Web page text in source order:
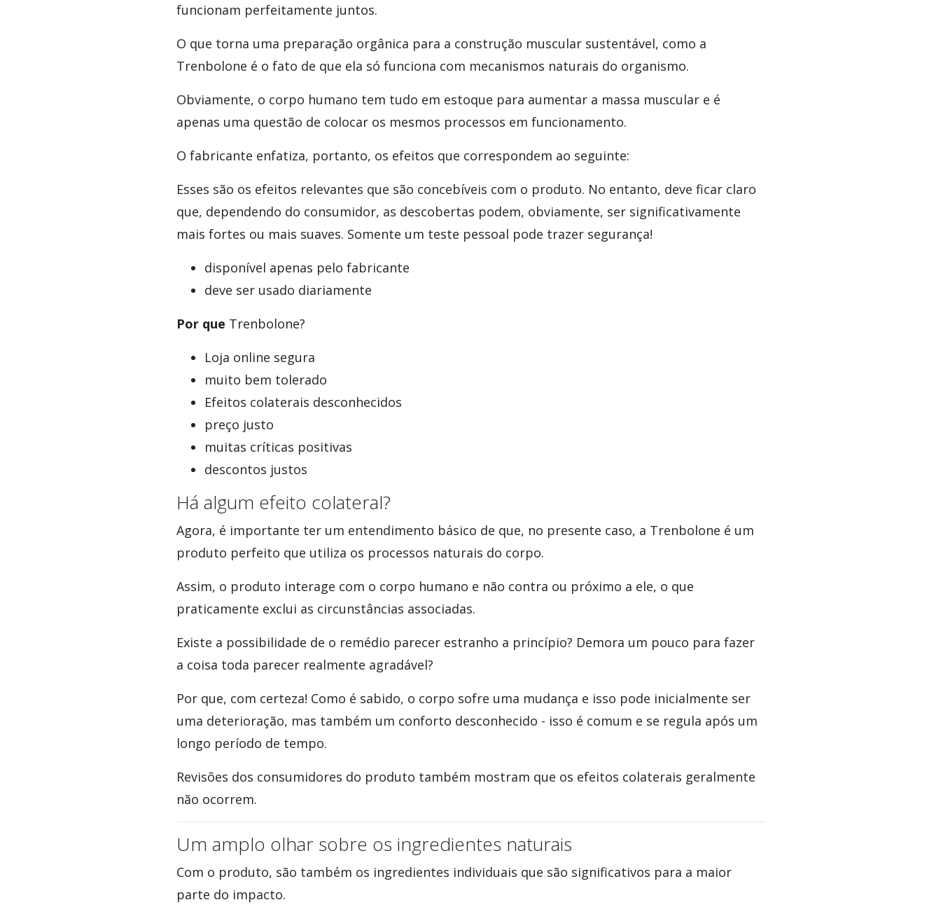
funcionam perfeitamente juntos.
O que torna uma preparação orgânica para a construção muscular sustentável, como a
Trenbolone é o fato de que ela só funciona com mecanismos naturais do organismo.
Obviamente, o corpo humano tem tudo em estoque para aumentar a massa muscular e é
apenas uma questão de colocar os mesmos processos em funcionamento.
O fabricante enfatiza, portanto, os efeitos que correspondem ao seguinte:
Esses são os efeitos relevantes que são concebíveis com o produto. No entanto, deve ficar claro
que, dependendo do consumidor, as descobertas podem, obviamente, ser significativamente
mais fortes ou mais suaves. Somente um teste pessoal pode trazer segurança!
disponível apenas pelo fabricante
deve ser usado diariamente
Por que Trenbolone?
Loja online segura
muito bem tolerado
Efeitos colaterais desconhecidos
preço justo
muitas críticas positivas
descontos justos
Há algum efeito colateral?
Agora, é importante ter um entendimento básico de que, no presente caso, a Trenbolone é um
produto perfeito que utiliza os processos naturais do corpo.
Assim, o produto interage com o corpo humano e não contra ou próximo a ele, o que
praticamente exclui as circunstâncias associadas.
Existe a possibilidade de o remédio parecer estranho a princípio? Demora um pouco para fazer
a coisa toda parecer realmente agradável?
Por que, com certeza! Como é sabido, o corpo sofre uma mudança e isso pode inicialmente ser
uma deterioração, mas também um conforto desconhecido - isso é comum e se regula após um
longo período de tempo.
Revisões dos consumidores do produto também mostram que os efeitos colaterais geralmente
não ocorrem.
Um amplo olhar sobre os ingredientes naturais
Com o produto, são também os ingredientes individuais que são significativos para a maior
parte do impacto.